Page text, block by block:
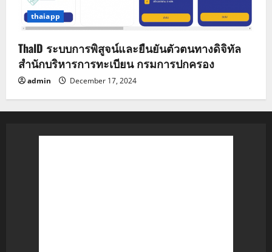
thaiapp
ThaID ระบบการพิสูจน์และยืนยันตัวตนทางดิจิทัล
สำนักบริหารการทะเบียน กรมการปกครอง
admin December 17, 2024